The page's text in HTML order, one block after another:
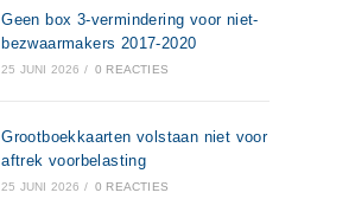
Geen box 3-vermindering voor niet-
bezwaarmakers 2017-2020
25 JUNI 2026 / 0 REACTIES
Grootboekkaarten volstaan niet voor
aftrek voorbelasting
25 JUNI 2026 / 0 REACTIES